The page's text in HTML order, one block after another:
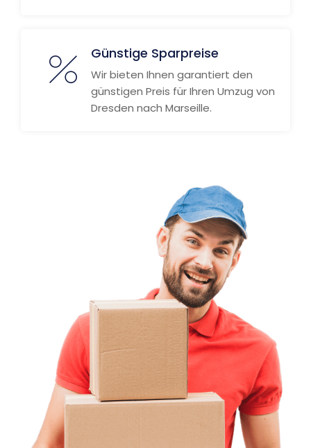
Günstige Sparpreise
Wir bieten Ihnen garantiert den
günstigen Preis für Ihren Umzug von
Dresden nach Marseille.